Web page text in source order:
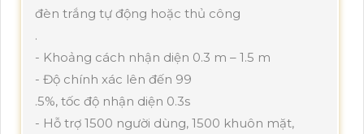
đèn trắng tự động hoặc thủ công
.
- Khoảng cách nhận diện 0.3 m – 1.5 m
- Độ chính xác lên đến 99
.5%, tốc độ nhận diện 0.3s
- Hỗ trợ 1500 người dùng, 1500 khuôn mặt,